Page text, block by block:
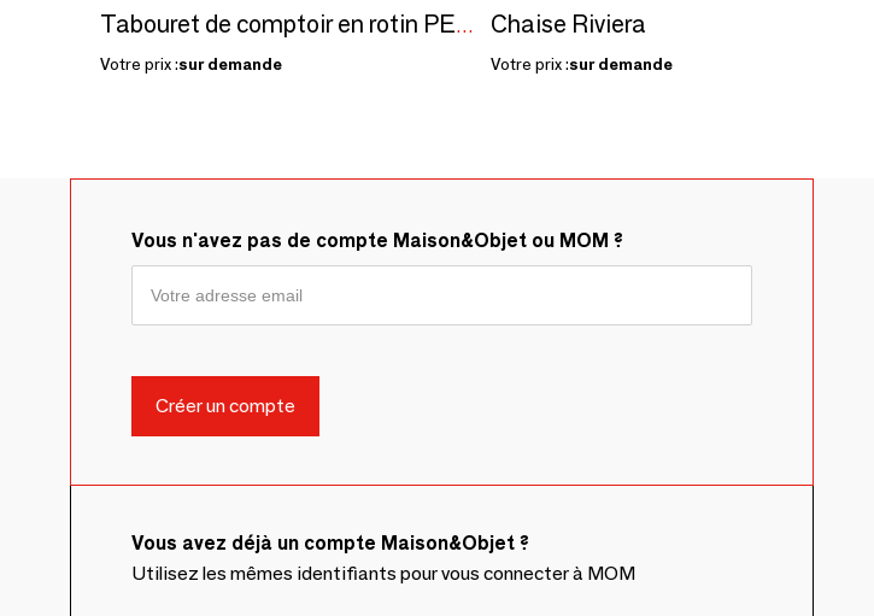
Tabouret de comptoir en rotin PETUNIA
Votre prix :sur demande
Chaise Riviera
Votre prix :sur demande
Vous n'avez pas de compte Maison&Objet ou MOM ?
Vous avez déjà un compte Maison&Objet ?
Utilisez les mêmes identifiants pour vous connecter à MOM